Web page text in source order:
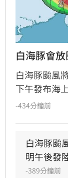
白海豚會
白海豚颱風
下午發布海
風圈侵襲機
-434分鐘前
白海豚颱
明午後發
-389分鐘前